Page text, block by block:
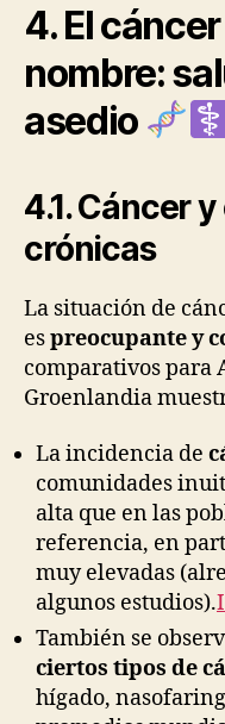
4. El
nombre:
asedio
4.1. Cáncer
crónicas
La situación de
espreocupante y
comparativos para
Groenlandia
La incidencia de
comunidades
alta que en las
referencia, en
muy elevadas
algunos estudios).
También se
ciertos tipos de
hígado,